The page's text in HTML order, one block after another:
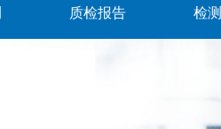
质检报告 检